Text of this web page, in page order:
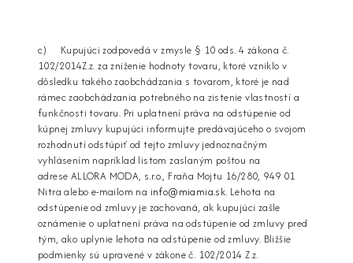
c) Kupujúci zodpovedá v zmysle § 10 ods. 4 zákona č.
102/2014Z.z. za zníženie hodnoty tovaru, ktoré vzniklo v
dôsledku takého zaobchádzania s tovarom, ktoré je nad
rámec zaobchádzania potrebného na zistenie vlastností a
funkčnosti tovaru. Pri uplatnení práva na odstúpenie od
kúpnej zmluvy kupujúci informujte predávajúceho o svojom
rozhodnutí odstúpiť od tejto zmluvy jednoznačným
vyhlásením napríklad listom zaslaným poštou na
adrese ALLORA MODA, s.r.o., Fraňa Mojtu 16/280, 949 01
Nitra alebo e-mailom na info@miamia.sk. Lehota na
odstúpenie od zmluvy je zachovaná, ak kupujúci zašle
oznámenie o uplatnení práva na odstúpenie od zmluvy pred
tým, ako uplynie lehota na odstúpenie od zmluvy. Bližšie
podmienky sú upravené v zákone č. 102/2014 Z.z.